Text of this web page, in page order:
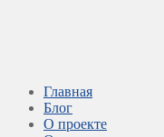
Главная
Блог
О проекте